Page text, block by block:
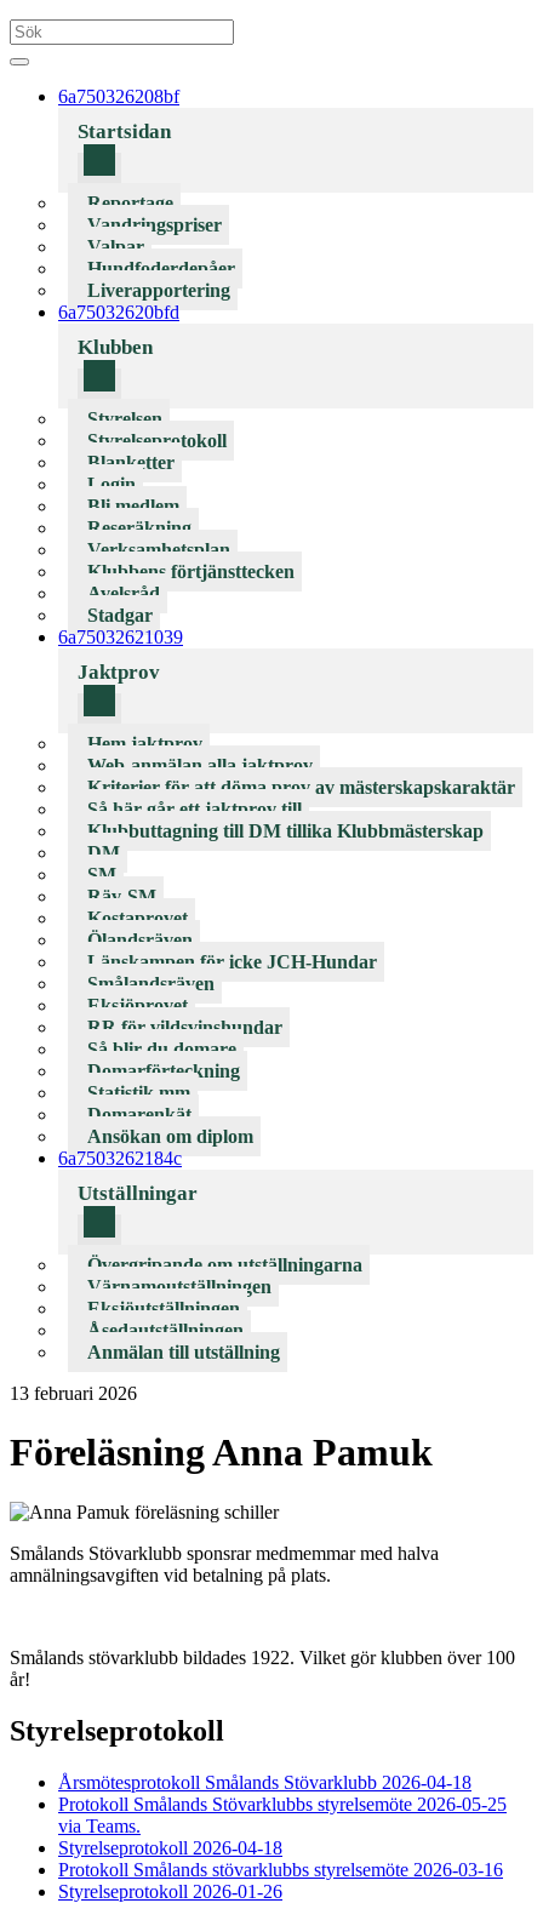
6a750326208bf
Startsidan
Reportage
Vandringspriser
Valpar
Hundfoderdepåer
Liverapportering
6a75032620bfd
Klubben
Styrelsen
Styrelseprotokoll
Blanketter
Login
Bli medlem
Reseräkning
Verksamhetsplan
Klubbens förtjänsttecken
Avelsråd
Stadgar
6a75032621039
Jaktprov
Hem jaktprov
Web-anmälan alla jaktprov
Kriterier för att döma prov av mästerskapskaraktär
Så här går ett jaktprov till
Klubbuttagning till DM tillika Klubbmästerskap
DM
SM
Räv-SM
Kostaprovet
Ölandsräven
Länskampen för icke JCH-Hundar
Smålandsräven
Eksjöprovet
RR för vildsvinshundar
Så blir du domare
Domarförteckning
Statistik mm
Domarenkät
Ansökan om diplom
6a7503262184c
Utställningar
Övergripande om utställningarna
Värnamoutställningen
Eksjöutställningen
Åsedautställningen
Anmälan till utställning
13 februari 2026
Föreläsning Anna Pamuk
Smålands Stövarklubb sponsrar medmemmar med halva
amnälningsavgiften vid betalning på plats.
Smålands stövarklubb bildades 1922. Vilket gör klubben över 100
år!
Styrelseprotokoll
Årsmötesprotokoll Smålands Stövarklubb 2026-04-18
Protokoll Smålands Stövarklubbs styrelsemöte 2026-05-25
via Teams.
Styrelseprotokoll 2026-04-18
Protokoll Smålands stövarklubbs styrelsemöte 2026-03-16
Styrelseprotokoll 2026-01-26